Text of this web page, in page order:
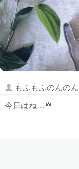
もふもふのんのん
今日はね…🎂